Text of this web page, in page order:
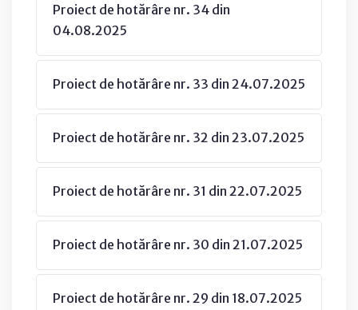
Proiect de hotărâre nr. 34 din
04.08.2025
Proiect de hotărâre nr. 33 din 24.07.2025
Proiect de hotărâre nr. 32 din 23.07.2025
Proiect de hotărâre nr. 31 din 22.07.2025
Proiect de hotărâre nr. 30 din 21.07.2025
Proiect de hotărâre nr. 29 din 18.07.2025